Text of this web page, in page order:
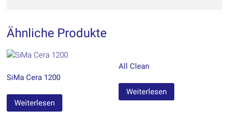
Ähnliche Produkte
SiMa Cera 1200
Weiterlesen
All Clean
Weiterlesen